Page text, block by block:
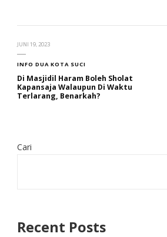
JUNI 19, 2023
INFO DUA KOTA SUCI
Di Masjidil Haram Boleh Sholat
Kapansaja Walaupun Di Waktu
Terlarang, Benarkah?
Cari
Recent Posts